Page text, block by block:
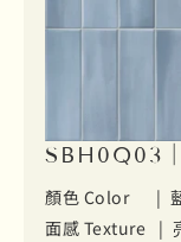
SBH0Q03
顏色 Color |
面感 Texture |